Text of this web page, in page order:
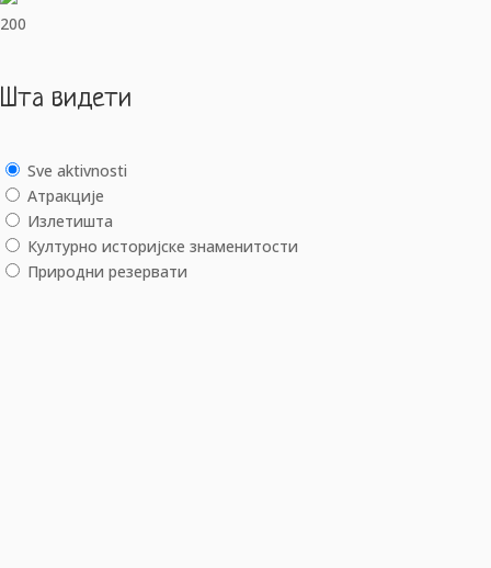
200
Шта видети
Sve aktivnosti
Aтракције
Излетишта
Културно историјске знаменитости
Природни резервати